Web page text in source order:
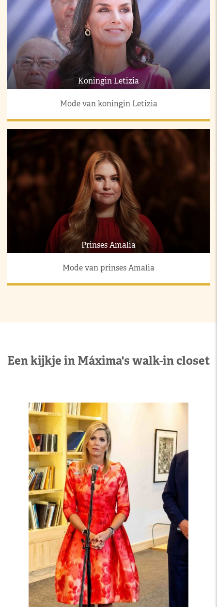
Koningin Letizia
Mode van koningin Letizia
Prinses Amalia
Mode van prinses Amalia
Een kijkje in Máxima's walk-in closet